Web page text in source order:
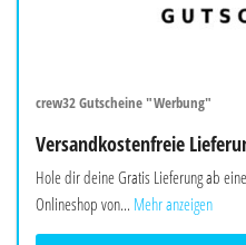
crew32 Gutscheine "Werbung"
Versandkostenfreie
Hole dir deine Gratis Lieferung ab
Onlineshop von... Mehr anzeigen